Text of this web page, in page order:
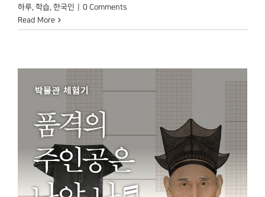
하루 학습 한국인
0 Comments
Read More